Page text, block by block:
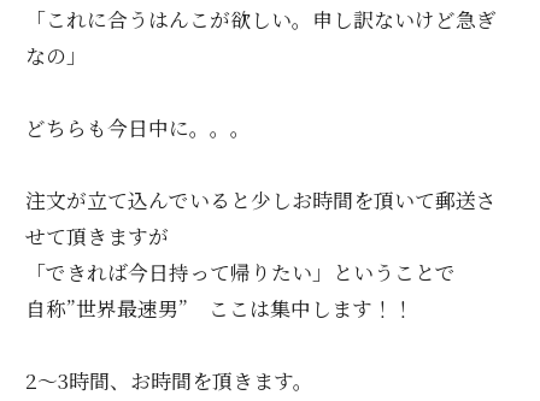
「これに合うはんこが欲しい。申し訳ないけど急ぎ
なの」
どちらも今日中に。。。
注文が立て込んでいると少しお時間を頂いて郵送さ
せて頂きますが
「できれば今日持って帰りたい」ということで
自称”世界最速男” ここは集中します！！
2～3時間、お時間を頂きます。